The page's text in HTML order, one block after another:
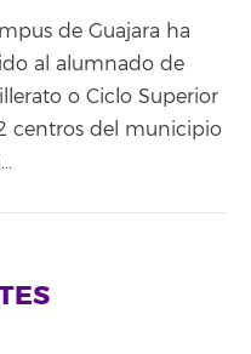
de Guajara ha
al alumnado de
o Ciclo Superior
centros del municipio